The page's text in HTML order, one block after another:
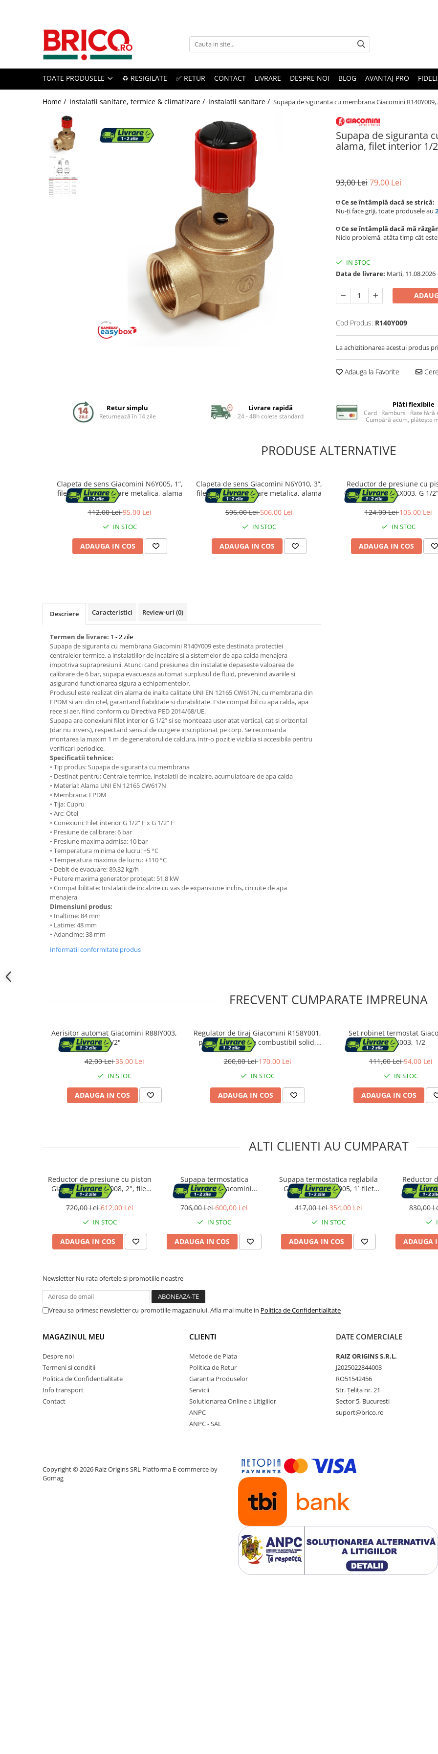
Toate Produsele
Baterii sanitare
Baterii chiuveta baie
Baterii cada si dus
Baterii bideu si dus igienic
Accesorii baterii
Sisteme de dus
Ingrijire personala
Placi de indreptat parul
Aparate de tuns & ras
Cantare corporale
Mobilier pentru baie
Dulapuri baie
Mobilier baie
Accesorii baie
Cuiere si suporturi prosoape
Rafturi si depozitare
Accesorii cada
Accesorii lavoare
Cosuri de rufe
Bucatarie
Mese bucatarie si living
Scaune bucatarie & living
Ustensile bucatarie
Accesorii pentru bucatarie
Suporturi si accesorii de bucatarie
Mobila living
Rafturi si biblioteci
Tabureti si fotolii
Mobila hol
Decoratiuni
TOATE PRODUSELE ♻️ RESIGILATE ✅ RETUR CONTACT LIVRARE DESPRE NOI BLOG AVANTAJ PRO
Home / Instalatii sanitare, termice & climatizare / Instalatii sanitare / Supapa de siguranta cu membrana Giacomini
Supapa de siguranta
alama, filet interior 1/
93,00 Lei79,00 Lei
⛉ Ce se întâmplă dacă se strică:
Nu-ți face griji, toate produsele au
⛉ Ce se întâmplă dacă mă
Nicio problemă, atâta timp cât
IN STOC
Data de livrare: Marti, 11.08.2026
Cod Produs: R140Y009
La achizitionarea acestui produs
Adauga la Favorite
Retur simplu
Returnează în 14 zile
Livrare rapidă
24 - 48h colete standard
Plăti flexibile
Card · Ramburs · Rate fără
Cumpără acum, plătește
PRODUSE ALTERNATIVE
Clapeta de sens Giacomini N6Y005, 1”,
filet interior, etansare metalica, alama
112,00 Lei95,00 Lei
IN STOC
ADAUGA IN COS
Clapeta de sens Giacomini N6Y010, 3”,
filet interior, etansare metalica, alama
596,00 Lei506,00 Lei
IN STOC
ADAUGA IN COS
Reductor de presiune cu
Giacomini R153CX003, G 1/
interior, 1–5.5 bar, 16 bar,
124,00 Lei105,00 Lei
IN STOC
ADAUGA IN COS
Descriere Caracteristici Review-uri (0)
Termen de livrare: 1 - 2 zile
Supapa de siguranta cu membrana Giacomini R140Y009 este destinata protectiei
centralelor termice, a instalatiilor de incalzire si a sistemelor de apa calda menajera
impotriva suprapresiunii. Atunci cand presiunea din instalatie depaseste valoarea de
calibrare de 6 bar, supapa evacueaza automat surplusul de fluid, prevenind avariile si
asigurand functionarea sigura a echipamentelor.
Produsul este realizat din alama de inalta calitate UNI EN 12165 CW617N, cu membrana din
EPDM si arc din otel, garantand fiabilitate si durabilitate. Este compatibil cu apa calda, apa
rece si aer, fiind conform cu Directiva PED 2014/68/UE.
Supapa are conexiuni filet interior G 1/2” si se monteaza usor atat vertical, cat si orizontal
(dar nu invers), respectand sensul de curgere inscriptionat pe corp. Se recomanda
montarea la maxim 1 m de generatorul de caldura, intr-o pozitie vizibila si accesibila pentru
verificari periodice.
Specificatii tehnice:
• Tip produs: Supapa de siguranta cu membrana
• Destinat pentru: Centrale termice, instalatii de incalzire, acumulatoare de apa calda
• Material: Alama UNI EN 12165 CW617N
• Membrana: EPDM
• Tija: Cupru
• Arc: Otel
• Conexiuni: Filet interior G 1/2” F x G 1/2” F
• Presiune de calibrare: 6 bar
• Presiune maxima admisa: 10 bar
• Temperatura minima de lucru: +5 °C
• Temperatura maxima de lucru: +110 °C
• Debit de evacuare: 89,32 kg/h
• Putere maxima generator protejat: 51,8 kW
• Compatibilitate: Instalatii de incalzire cu vas de expansiune inchis, circuite de apa
menajera
Dimensiuni produs:
• Inaltime: 84 mm
• Latime: 48 mm
• Adancime: 38 mm
Informatii conformitate produs
FRECVENT CUMPARATE IMPREUNA
Aerisitor automat Giacomini R88IY003,
1/2"
42,00 Lei35,00 Lei
IN STOC
ADAUGA IN COS
Regulator de tiraj Giacomini R158Y001,
pentru cazane pe combustibil solid,
conexiune 3/4” filet exterior, interval 30-
100°C
200,00 Lei170,00 Lei
IN STOC
ADAUGA IN COS
Set robinet termostat
R470FX003, 1/2
111,00 Lei94,00 Lei
IN STOC
ADAUGA IN COS
ALTI CLIENTI AU CUMPARAT
Reductor de presiune cu piston
Giacomini R153PX008, 2", filet
interior, 1-5.5 bar, PN25, alama
nichelata
720,00 Lei612,00 Lei
IN STOC
ADAUGA IN COS
Supapa termostatica
anticondens Giacomini
R157AY062, DN32, 55°C, alama,
filet exterior, pentru cazane pe
706,00 Lei600,00 Lei
IN STOC
ADAUGA IN COS
Supapa termostatica reglabila
Giacomini R156X005, 1` filet
interior, pentru apa calda
menajera
417,00 Lei354,00 Lei
IN STOC
ADAUGA IN COS
Reductor
1.5-7 bar,
830,00
ADAUGA
Newsletter Nu rata ofertele si promotiile noastre
Vreau sa primesc newsletter cu promotiile magazinului. Afla mai multe in Politica de Confidentialitate
MAGAZINUL MEU
Despre noi
Termeni si conditii
Politica de Confidentialitate
Info transport
Contact
CLIENTI
Metode de Plata
Politica de Retur
Garantia Produselor
Servicii
Solutionarea Online a Litigiilor
ANPC
ANPC - SAL
DATE COMERCIALE
RAIZ ORIGINS S.R.L.
J2025022844003
RO51542456
Str. Țelița nr. 21
Sector 5, Bucuresti
suport@brico.ro
Copyright © 2026 Raiz Origins SRL Platforma E-commerce by
Gomag